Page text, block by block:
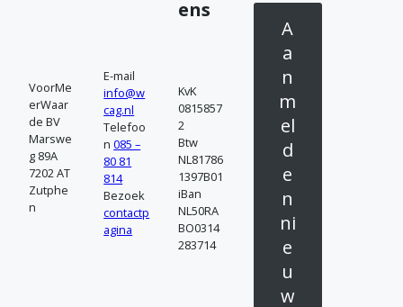
c
t
o
p
VoorMe
erWaar
de BV
Marswe
g 89A
7202 AT
Zutphe
n
E-mail
info@w
cag.nl
Telefoo
n085 –
80 81
814
Bezoek
contactp
agina
ens
KvK
0815857
2
Btw
NL81786
1397B01
iBan
NL50RA
BO0314
283714
A
a
n
m
el
d
e
n
ni
e
u
w